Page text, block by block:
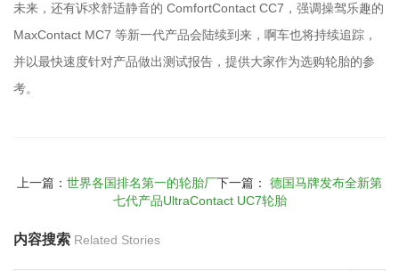
未来，还有诉求舒适静音的 ComfortContact CC7，强调操驾乐趣的
MaxContact MC7 等新一代产品会陆续到来，啊车也将持续追踪，
并以最快速度针对产品做出测试报告，提供大家作为选购轮胎的参
考。
上一篇： 世界各国排名第一的轮胎厂下一篇： 德国马牌发布全新第
七代产品UltraContact UC7轮胎
内容搜索 Related Stories